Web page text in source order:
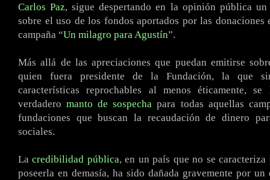
Carlos Paz, sigue despertando en la opinión pública un
sobre el uso de los fondos aportados por las donaciones
campaña “Un milagro para Agustín”.
Más allá de las apreciaciones que puedan emitirse
quien fuera presidente de la Fundación, la que
características reprochables al menos éticamente,
verdaderomanto de sospecha para todas aquellas
fundaciones que buscan la recaudación de dinero
sociales.
Lacredibilidad pública, en un país que no se caracteriza
poseerla en demasía, ha sido dañada gravemente por